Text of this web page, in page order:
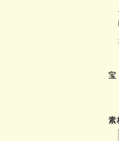
宝
素